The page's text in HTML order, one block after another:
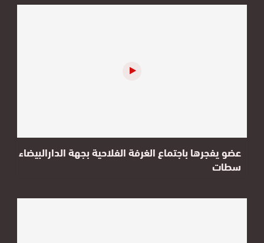
عضو يفجرها باجتماع الغرفة الفلاحية بجهة الدارالبيضاء
سطات